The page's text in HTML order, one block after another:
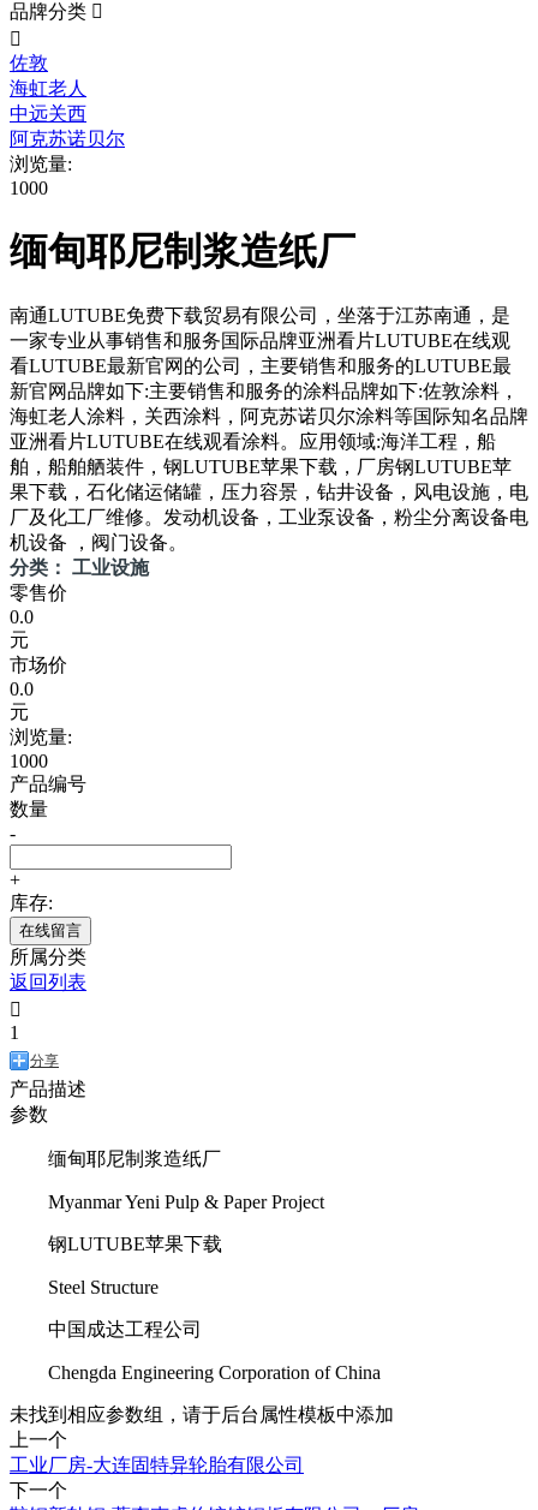
品牌分类 

佐敦
海虹老人
中远关西
阿克苏诺贝尔
浏览量:
1000
缅甸耶尼制浆造纸厂
南通LUTUBE免费下载贸易有限公司，坐落于江苏南通，是
一家专业从事销售和服务国际品牌亚洲看片LUTUBE在线观
看LUTUBE最新官网的公司，主要销售和服务的LUTUBE最
新官网品牌如下:主要销售和服务的涂料品牌如下:佐敦涂料，
海虹老人涂料，关西涂料，阿克苏诺贝尔涂料等国际知名品牌
亚洲看片LUTUBE在线观看涂料。应用领域:海洋工程，船
舶，船舶舾装件，钢LUTUBE苹果下载，厂房钢LUTUBE苹
果下载，石化储运储罐，压力容景，钻井设备，风电设施，电
厂及化工厂维修。发动机设备，工业泵设备，粉尘分离设备电
机设备 ，阀门设备。
分类： 工业设施
零售价
0.0
元
市场价
0.0
元
浏览量:
1000
产品编号
数量
-
+
库存:
在线留言
所属分类
返回列表

1
分享
产品描述
参数
缅甸耶尼制浆造纸厂
Myanmar Yeni Pulp & Paper Project
钢LUTUBE苹果下载
Steel Structure
中国成达工程公司
Chengda Engineering Corporation of China
未找到相应参数组，请于后台属性模板中添加
上一个
工业厂房-大连固特异轮胎有限公司
下一个